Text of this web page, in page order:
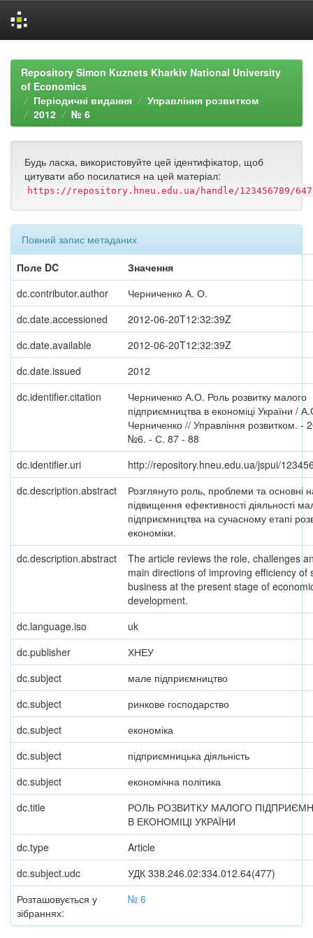
navigationRepository Simon Kuznets Kharkiv National University
of Economics
Періодичні видання
Управління розвитком
2012
№ 6
Будь ласка, використовуйте цей ідентифікатор, щоб
цитувати або посилатися на цей матеріал:
https://repository.hneu.edu.ua/handle/123456789/647
Повний запис метаданих
Поле DC
Значення
dc.contributor.author
Черниченко А. О.
dc.date.accessioned
2012-06-20T12:32:39Z
dc.date.available
2012-06-20T12:32:39Z
dc.date.issued
2012
dc.identifier.citation
Черниченко А.О. Роль розвитку малого
підприємництва в економіці України /
Черниченко // Управління розвитком. -
№6. - С. 87 - 88
dc.identifier.uri
http://repository.hneu.edu.ua/jspui/
dc.description.abstract
Розглянуто роль, проблеми та основні
підвищення ефективності діяльності
підприємництва на сучасному етапі
економіки.
dc.description.abstract
The article reviews the role, challenges
main directions of improving efficiency of
business at the present stage of
development.
dc.language.iso
uk
dc.publisher
ХНЕУ
dc.subject
мале підприємництво
dc.subject
ринкове господарство
dc.subject
економіка
dc.subject
підприємницька діяльність
dc.subject
економічна політика
dc.title
РОЛЬ РОЗВИТКУ МАЛОГО
В ЕКОНОМІЦІ УКРАЇНИ
dc.type
Article
dc.subject.udc
УДК 338.246.02:334.012.64(477)
Розташовується у
зібраннях:
№ 6